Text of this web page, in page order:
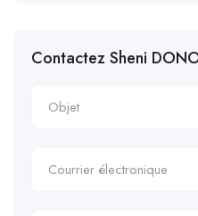
Contactez Sheni